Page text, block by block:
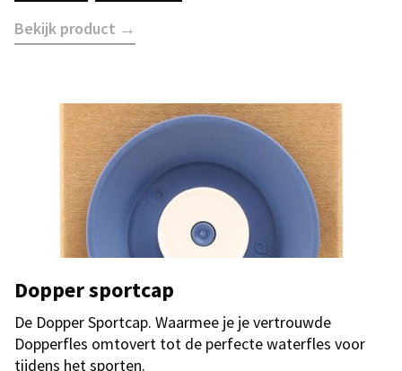
Bekijk product →
Dopper sportcap
De Dopper Sportcap. Waarmee je je vertrouwde
Dopperfles omtovert tot de perfecte waterfles voor
tijdens het sporten.